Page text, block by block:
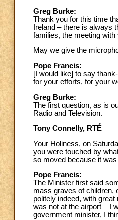
Greg Burke:
Thank you for this time
Ireland – there is always
families, the meeting
May we give the
Pope Francis:
[I would like] to say
for your efforts, for your
Greg Burke:
The first question, as is
Radio and Television.
Tony Connelly, RTÉ
Your Holiness, on
you were touched by
so moved because it
Pope Francis:
The Minister first said
mass graves of children,
politely indeed, with
was not at the airport – I
government minister, I